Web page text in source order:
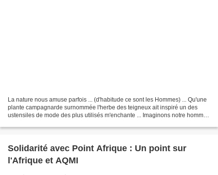
La nature nous amuse parfois ... (d'habitude ce sont les Hommes) ... Qu'une
plante campagnarde surnommée l'herbe des teigneux ait inspiré un des
ustensiles de mode des plus utilisés m'enchante ... Imaginons notre homme,
Solidarité avec Point Afrique : Un point sur
l'Afrique et AQMI